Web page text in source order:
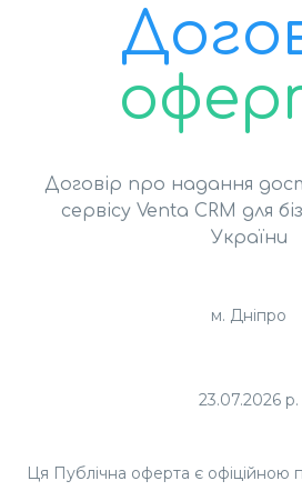
Договір про надання
сервісу Venta CRM для
України
м. Дніпро
23.07.2026 р.
Ця Публічна оферта є офіційною